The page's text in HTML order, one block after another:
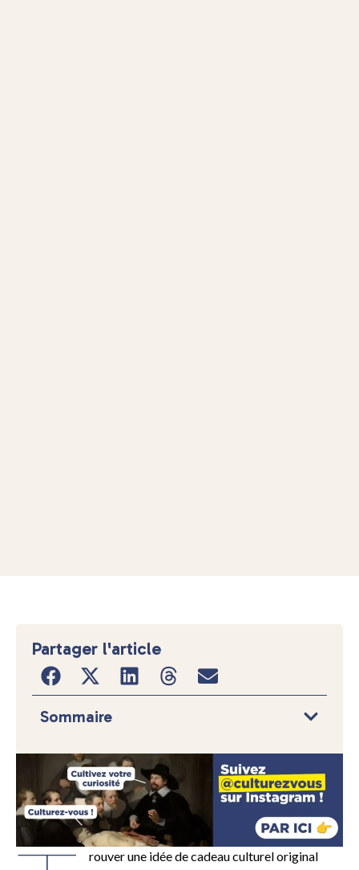
rouver une idée de cadeau culturel original
Partager l'article
Sommaire